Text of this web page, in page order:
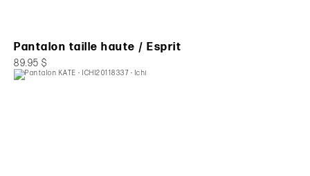
Pantalon taille haute / Esprit
89.95 $